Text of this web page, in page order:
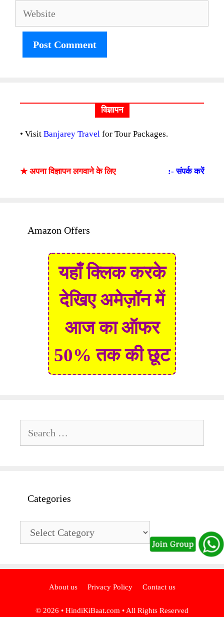
Website
विज्ञापन
• Visit Banjarey Travel for Tour Packages.
★ अपना विज्ञापन लगवाने के लिए :- संपर्क करें
Amazon Offers
यहाँ क्लिक करके
देखिए अमेज़ॉन में
आज का ऑफर
50% तक की छूट
for:
Categories
Categories
About us Privacy Policy Contact us
© 2026 • HindiKiBaat.com • All Rights Reserved